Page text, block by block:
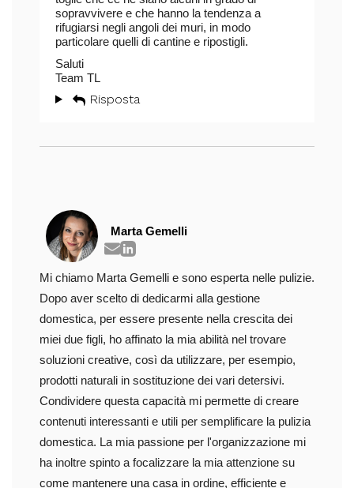
sopravvivere e che hanno la tendenza a
rifugiarsi negli angoli dei muri, in modo
particolare quelli di cantine e ripostigli.
Saluti
Team TL
Risposta
Marta Gemelli
Mi chiamo Marta Gemelli e sono esperta nelle pulizie.
Dopo aver scelto di dedicarmi alla gestione
domestica, per essere presente nella crescita dei
miei due figli, ho affinato la mia abilità nel trovare
soluzioni creative, così da utilizzare, per esempio,
prodotti naturali in sostituzione dei vari detersivi.
Condividere questa capacità mi permette di creare
contenuti interessanti e utili per semplificare la pulizia
domestica. La mia passione per l'organizzazione mi
ha inoltre spinto a focalizzare la mia attenzione su
come mantenere una casa in ordine, efficiente e